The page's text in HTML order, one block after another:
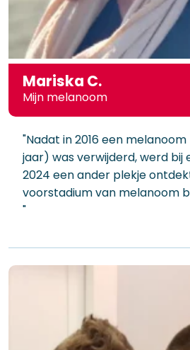
Mariska C.
Mijn melanoom
"Nadat in 2016 een
jaar) was verwijderd, werd bij
2024 een ander plekje
voorstadium van melanoom
"